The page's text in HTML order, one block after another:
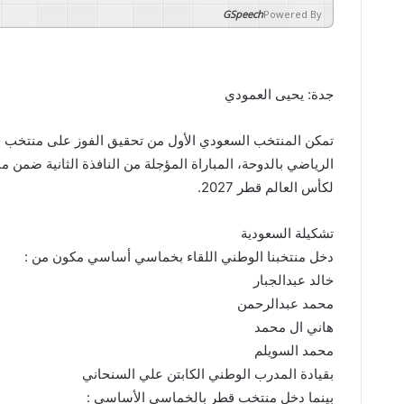
Powered By
GSpeech
جدة: يحيى العمودي
الرياضي بالدوحة، المباراة المؤجلة من النافذة الثانية ضمن
لكأس العالم قطر 2027.
تشكيلة السعودية
دخل منتخبنا الوطني اللقاء بخماسي أساسي مكون من :
خالد عبدالجبار
محمد عبدالرحمن
هاني ال محمد
محمد السويلم
بقيادة المدرب الوطني الكابتن علي السنحاني
بينما دخل منتخب قطر بالخماسي الأساسي :